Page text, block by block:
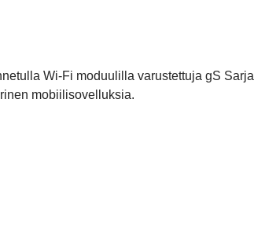
Wi-Fi moduulilla varustettuja gS
mobiilisovelluksia.